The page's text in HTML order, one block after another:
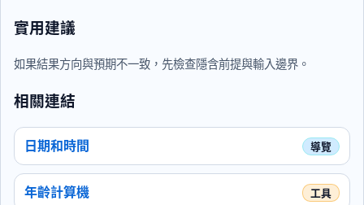
實用建議
如果結果方向與預期不一致，先檢查隱含前提與輸入邊界。
相關連結
日期和時間
年齡計算機